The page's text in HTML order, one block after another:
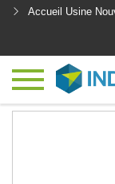
Accueil Usine